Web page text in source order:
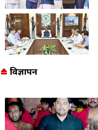
विज्ञापन